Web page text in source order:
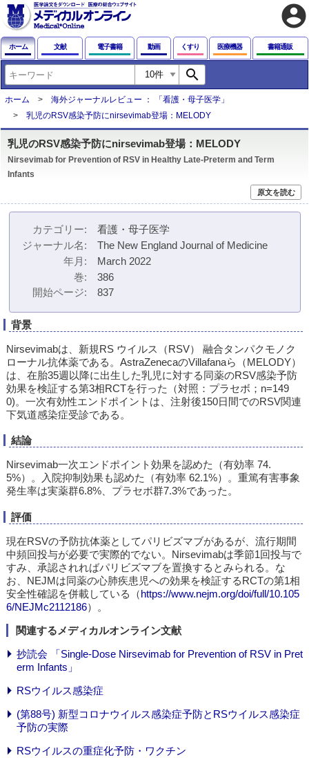
account_circle
ホーム 文献 電子書籍 動画 くすり 医療機器 書籍通販
search
ホーム
海外ジャーナルレビュー ： 「看護・母子医学」
乳児のRSV感染予防にnirsevimab登場：MELODY
乳児のRSV感染予防にnirsevimab登場：MELODY
Nirsevimab for Prevention of RSV in Healthy Late-Preterm and Term
Infants
原文を読む
カテゴリー
看護・母子医学
ジャーナル名
The New England Journal of Medicine
年月
March 2022
巻
386
開始ページ
837
背景
Nirsevimabは、新規RS ウイルス（RSV） 融合タンパクモノク
ローナル抗体薬である。AstraZenecaのVillafanaら（MELODY）
は、在胎35週以降に出生した乳児に対する同薬のRSV感染予防
効果を検証する第3相RCTを行った（対照：プラセボ；n=149
0)。一次有効性エンドポイントは、注射後150日間でのRSV関連
下気道感染症受診である。
結論
Nirsevimab一次エンドポイント効果を認めた（有効率 74.
5%）。入院抑制効果も認めた（有効率 62.1%）。重篤有害事象
発生率は実薬群6.8%、プラセボ群7.3%であった。
評価
現在RSVの予防抗体薬としてパリビズマブがあるが、流行期間
中頻回投与が必要で実際的でない。Nirsevimabは季節1回投与で
すみ、承認されればパリビズマブを置換するとみられる。な
お、NEJMは同薬の心肺疾患児への効果を検証するRCTの第1相
安全性確認を併載している（https://www.nejm.org/doi/full/10.105
6/NEJMc2112186）。
関連するメディカルオンライン文献
抄読会 「Single-Dose Nirsevimab for Prevention of RSV in Pret
erm Infants」
RSウイルス感染症
(第88号) 新型コロナウイルス感染症予防とRSウイルス感染症
予防の実際
RSウイルスの重症化予防・ワクチン